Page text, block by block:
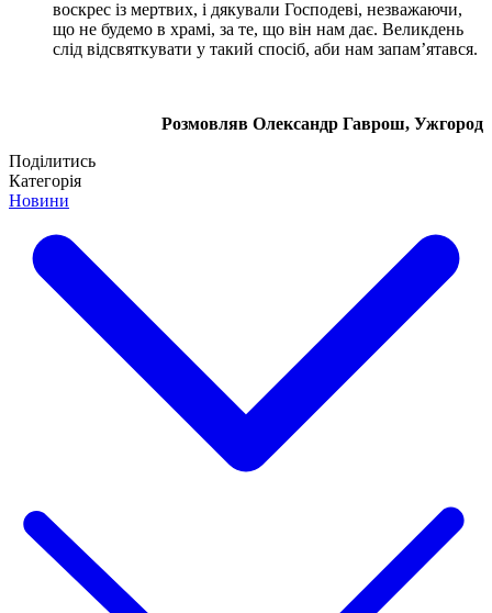
воскрес із мертвих, і дякували Господеві, незважаючи,
що не будемо в храмі, за те, що він нам дає. Великдень
слід відсвяткувати у такий спосіб, аби нам запам’ятався.
Розмовляв Олександр Гаврош, Ужгород
Поділитись
Категорія
Новини